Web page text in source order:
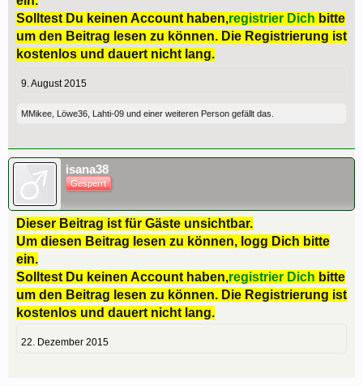
Solltest Du keinen Account haben,registrier Dich bitte
um den Beitrag lesen zu können. Die Registrierung ist
kostenlos und dauert nicht lang.
9. August 2015
MMikee Löwe36 Lahti-09 und einer weiteren Person gefällt das.
isana38
Gesperrt
Dieser Beitrag ist für Gäste unsichtbar.
Um diesen Beitrag lesen zu können, logg Dich bitte
ein.
Solltest Du keinen Account haben,registrier Dich bitte
um den Beitrag lesen zu können. Die Registrierung ist
kostenlos und dauert nicht lang.
22. Dezember 2015